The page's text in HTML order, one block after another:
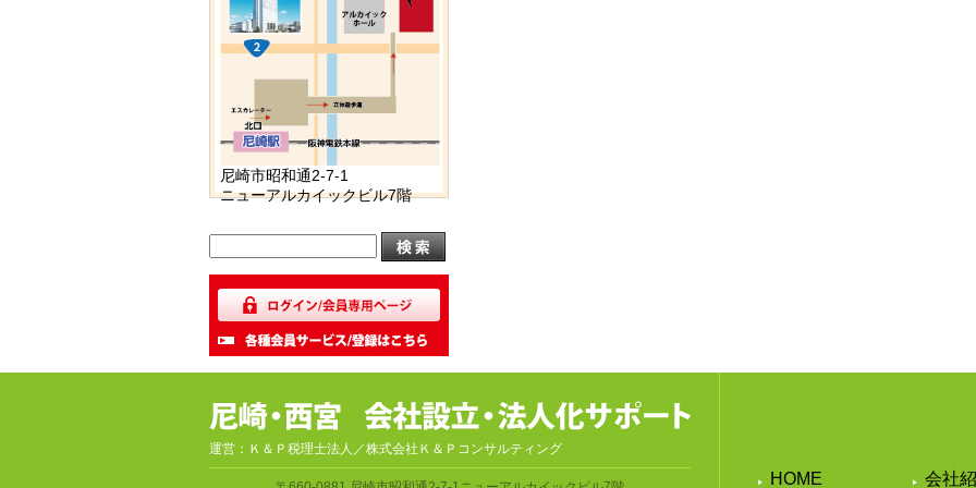
尼崎市昭和通2-7-1
ニューアルカイックビル7階
運営：Ｋ＆Ｐ税理士法人／株式会社Ｋ＆Ｐコンサルティング
HOME 会社